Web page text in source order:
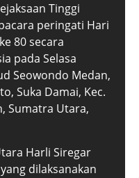
Tinggi
peringati Hari
80 secara
pada Selasa
Seowondo Medan,
Suka Damai, Kec.
Sumatra Utara,
Harli Siregar
dilaksanakan